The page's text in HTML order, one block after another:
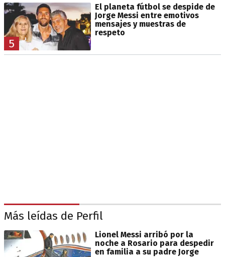
5
El planeta fútbol se despide de
Jorge Messi entre emotivos
mensajes y muestras de
respeto
Más leídas de Perfil
Lionel Messi arribó por la
noche a Rosario para despedir
en familia a su padre Jorge